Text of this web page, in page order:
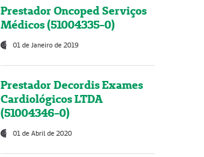
Prestador Oncoped Serviços
Médicos (51004335-0)
01 de Janeiro de 2019
Prestador Decordis Exames
Cardiológicos LTDA
(51004346-0)
01 de Abril de 2020